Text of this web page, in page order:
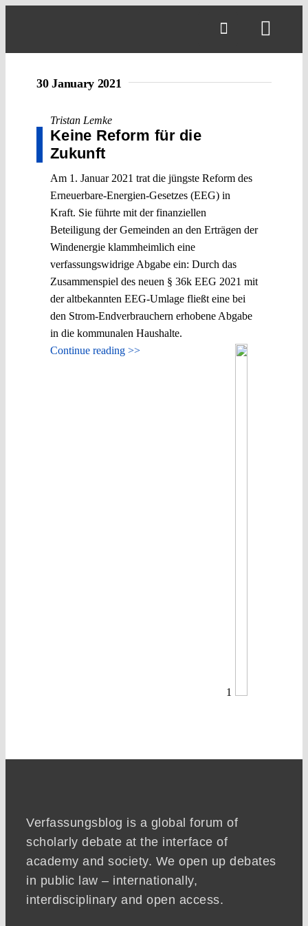
30 January 2021
Tristan Lemke
Keine Reform für die
Zukunft
Am 1. Januar 2021 trat die jüngste Reform des
Erneuerbare-Energien-Gesetzes (EEG) in
Kraft. Sie führte mit der finanziellen
Beteiligung der Gemeinden an den Erträgen der
Windenergie klammheimlich eine
verfassungswidrige Abgabe ein: Durch das
Zusammenspiel des neuen § 36k EEG 2021 mit
der altbekannten EEG-Umlage fließt eine bei
den Strom-Endverbrauchern erhobene Abgabe
in die kommunalen Haushalte.
Continue reading >>
1
Verfassungsblog is a global forum of
scholarly debate at the interface of
academy and society. We open up debates
in public law – internationally,
interdisciplinary and open access.